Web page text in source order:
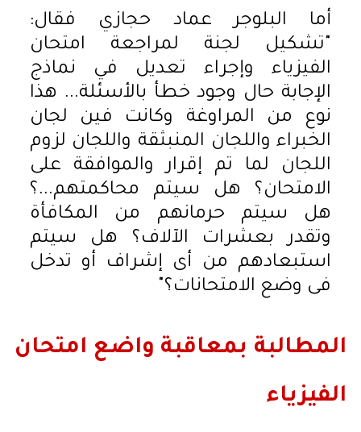
أما البلوجر عماد حجازي فقال:
"تشكيل لجنة لمراجعة امتحان
الفيزياء وإجراء تعديل في نماذج
الإجابة حال وجود خطأ بالأسئلة... هذا
نوع من المراوغة وكانت فين لجان
الخبراء واللجان المنبثقة واللجان لزوم
اللجان لما تم إقرار والموافقة على
الامتحان؟ هل سيتم محاكمتهم...؟
هل سيتم حرمانهم من المكافأة
وتقدر بعشرات الآلاف؟ هل سيتم
استبعادهم من أى إشراف أو تدخل
فى وضع الامتحانات؟"
المطالبة بمعاقبة واضع امتحان
الفيزياء